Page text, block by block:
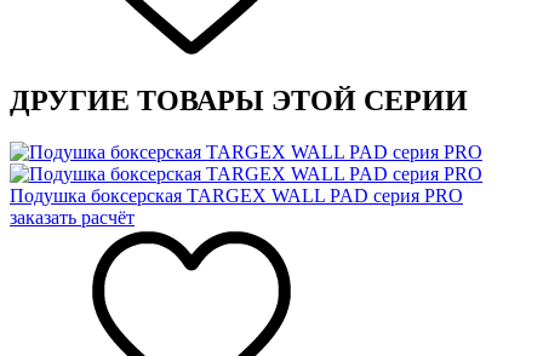
ДРУГИЕ ТОВАРЫ ЭТОЙ СЕРИИ
Подушка боксерская TARGEX WALL PAD серия PRO
заказать расчёт